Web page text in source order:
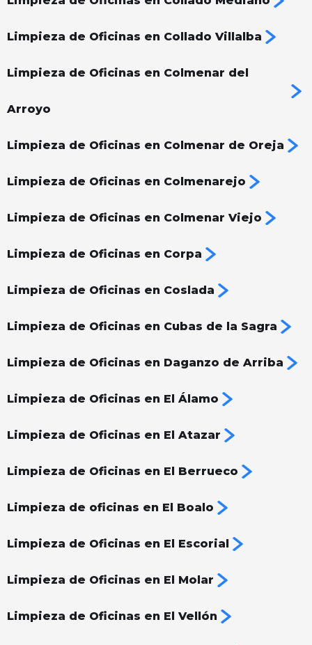
Limpieza de Oficinas en Collado Villalba
Limpieza de Oficinas en Colmenar del
Arroyo
Limpieza de Oficinas en Colmenar de Oreja
Limpieza de Oficinas en Colmenarejo
Limpieza de Oficinas en Colmenar Viejo
Limpieza de Oficinas en Corpa
Limpieza de Oficinas en Coslada
Limpieza de Oficinas en Cubas de la Sagra
Limpieza de Oficinas en Daganzo de Arriba
Limpieza de Oficinas en El Álamo
Limpieza de Oficinas en El Atazar
Limpieza de Oficinas en El Berrueco
Limpieza de oficinas en El Boalo
Limpieza de Oficinas en El Escorial
Limpieza de Oficinas en El Molar
Limpieza de Oficinas en El Vellón